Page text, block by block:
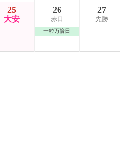
25
大安
26
赤口
一粒万倍日
27
先勝